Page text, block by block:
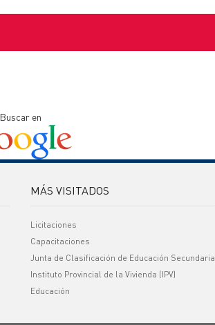
Buscar en
MÁS VISITADOS
Licitaciones
Capacitaciones
Junta de Clasificación de Educación Secundaria
Instituto Provincial de la Vivienda (IPV)
Educación